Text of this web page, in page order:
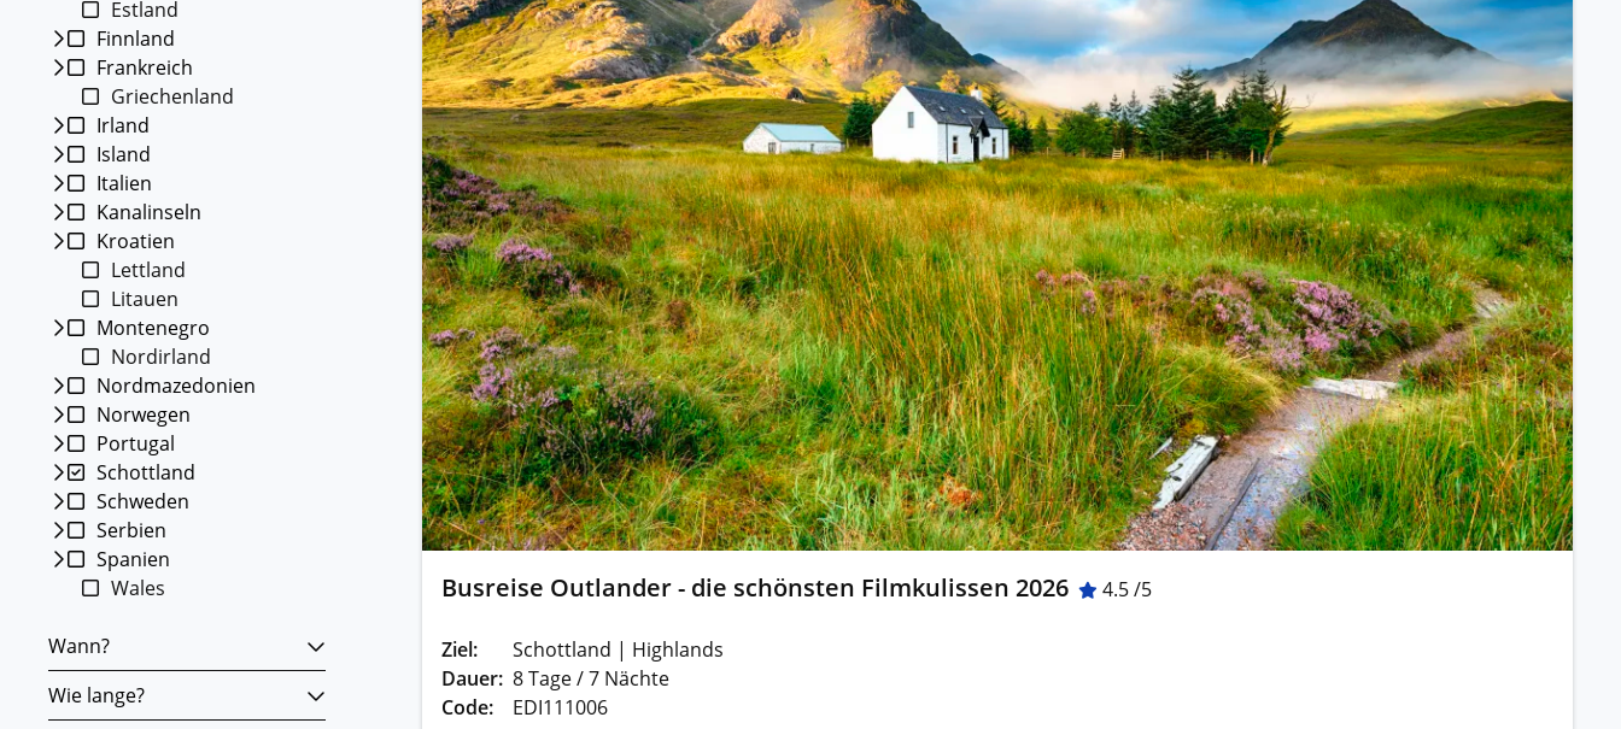
Kleingruppenreisen
Reisen in kleinen Gruppen mit max. 18
Teilnehmern – persönlich, intensiv und
entspannt.
Alle Gruppenreisen
Eine Stadt als Ausgangspunkt für spannende
Erkundungen und Ausflüge in die Umgebung.
Alle Autoreisen & mehr
Landausflüge
Sehenswürdigkeiten an Land entdecken.
Alle Schiffsreisen
Estland
Finnland
Frankreich
Griechenland
Irland
Island
Italien
Kanalinseln
Kroatien
Lettland
Litauen
Montenegro
Nordirland
Nordmazedonien
Norwegen
Portugal
Schottland
Schweden
Serbien
Spanien
Wales
Wann?
Wie lange?
Busreise Outlander - die schönsten Filmkulissen 2026 4.5 /5
Ziel:
Schottland | Highlands
Dauer: 8 Tage / 7 Nächte
Code:
EDI111006